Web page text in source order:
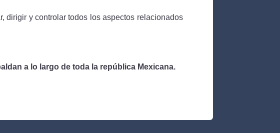
dirigir y controlar todos los aspectos relacionados
a lo largo de toda la república Mexicana.